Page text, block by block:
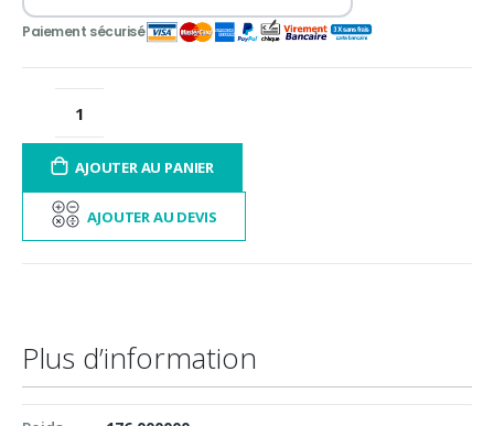
AJOUTER AU PANIER
AJOUTER AU DEVIS
Plus d’information